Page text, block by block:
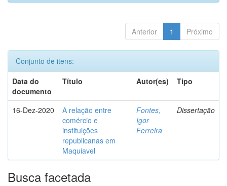
Anterior 1 Próximo
Conjunto de itens:
Data do
documento
Título Autor(es) Tipo
16-Dez-2020
A relação entre
comércio e
instituições
republicanas em
Maquiavel
Fontes,
Igor
Ferreira
Dissertação
Busca facetada